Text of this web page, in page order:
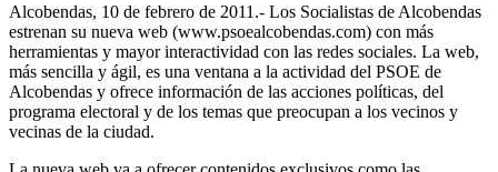
Alcobendas, 10 de febrero de 2011.- Los Socialistas de Alcobendas
estrenan su nueva web (www.psoealcobendas.com) con más
herramientas y mayor interactividad con las redes sociales. La web,
más sencilla y ágil, es una ventana a la actividad del PSOE de
Alcobendas y ofrece información de las acciones políticas, del
programa electoral y de los temas que preocupan a los vecinos y
vecinas de la ciudad.